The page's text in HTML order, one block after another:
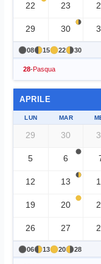
22 23
29 30
08 15 22 30
28-Pasqua
APRILE
LUN MAR
29 30
5 6
12 13
19 20
26 27
06 13 20 28